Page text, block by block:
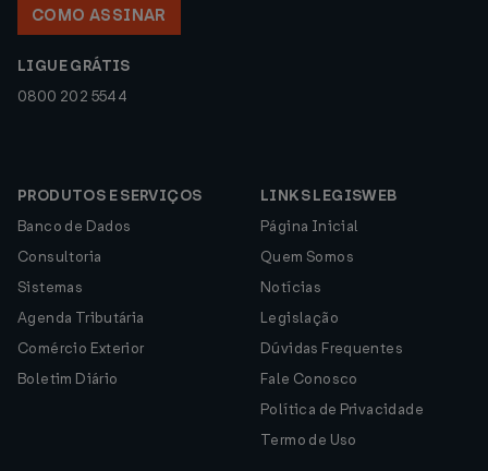
COMO ASSINAR
LIGUE GRÁTIS
0800 202 5544
PRODUTOS E SERVIÇOS
Banco de Dados
Consultoria
Sistemas
Agenda Tributária
Comércio Exterior
Boletim Diário
LINKS LEGISWEB
Página Inicial
Quem Somos
Notícias
Legislação
Dúvidas Frequentes
Fale Conosco
Política de Privacidade
Termo de Uso